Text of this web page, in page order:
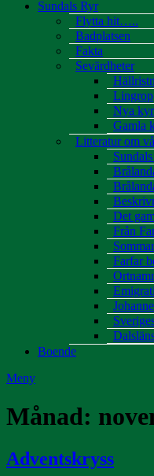
Sundals Ryr
Flytta hit…..
Badplatsen
Fakta
Sevärdheter
Lingrop
Nya
Gamla
Litteratur om
Det
Från
Farfar
Boende
Meny
Månad:
Adventskryss